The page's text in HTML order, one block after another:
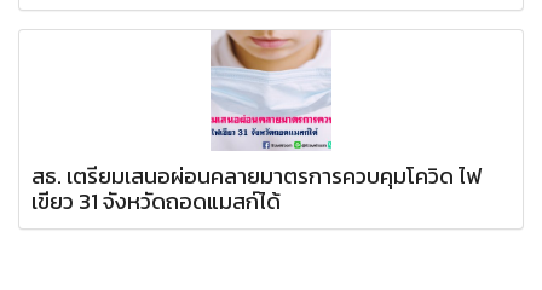
สธ. เตรียมเสนอผ่อนคลายมาตรการควบคุมโควิด ไฟ
เขียว 31 จังหวัดถอดแมสก์ได้